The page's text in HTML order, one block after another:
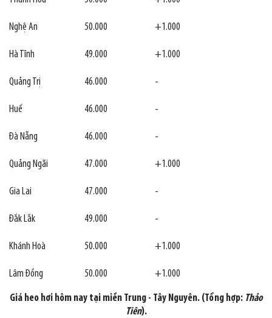
Nghệ An 50.000 +1.000
Hà Tĩnh 49.000 +1.000
Quảng Trị 46.000 -
Huế 46.000 -
Đà Nẵng 46.000 -
Quảng Ngãi 47.000 +1.000
Gia Lai 47.000 -
Đắk Lắk 49.000 -
Khánh Hoà 50.000 +1.000
Lâm Đồng 50.000 +1.000
Giá heo hơi hôm nay tại miền Trung - Tây Nguyên. (Tổng hợp: Thảo
Tiên).